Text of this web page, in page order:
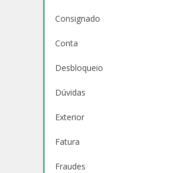
Consignado
Conta
Desbloqueio
Dúvidas
Exterior
Fatura
Fraudes